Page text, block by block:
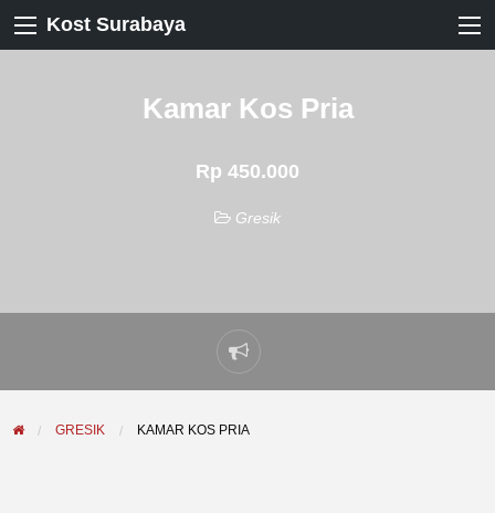
Kost Surabaya
Kamar Kos Pria
Rp 450.000
Gresik
Laporkan
masalah
GRESIK KAMAR KOS PRIA